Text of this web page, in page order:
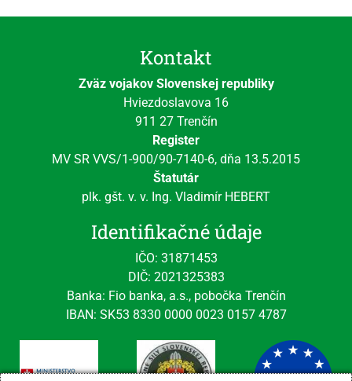
Kontakt
Zväz vojakov Slovenskej republiky
Hviezdoslavova 16
911 27 Trenčín
Register
MV SR VVS/1-900/90-7140-6, dňa 13.5.2015
Štatutár
plk. gšt. v. v. Ing. Vladimír HEBERT
Identifikačné údaje
IČO: 31871453
DIČ: 2021325383
Banka: Fio banka, a.s., pobočka Trenčín
IBAN: SK53 8330 0000 0023 0157 4787